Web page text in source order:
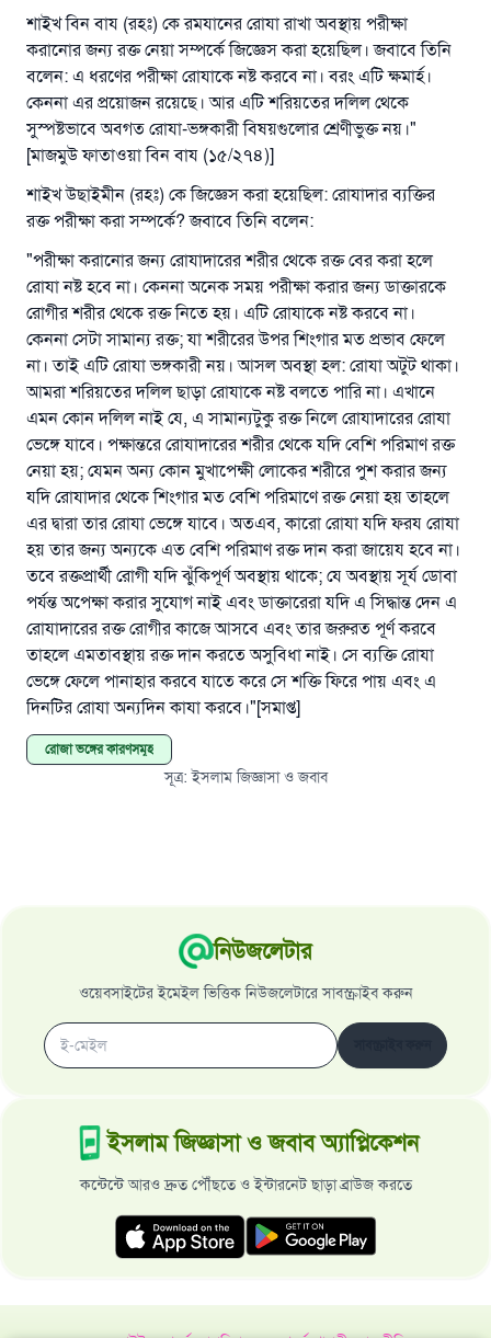
শাইখ বিন বায (রহঃ) কে রমযানের রোযা রাখা অবস্থায় পরীক্ষা
করানোর জন্য রক্ত নেয়া সম্পর্কে জিজ্ঞেস করা হয়েছিল। জবাবে তিনি
বলেন: এ ধরণের পরীক্ষা রোযাকে নষ্ট করবে না। বরং এটি ক্ষমার্হ।
কেননা এর প্রয়োজন রয়েছে। আর এটি শরিয়তের দলিল থেকে
সুস্পষ্টভাবে অবগত রোযা-ভঙ্গকারী বিষয়গুলোর শ্রেণীভুক্ত নয়।"
[মাজমুউ ফাতাওয়া বিন বায (১৫/২৭৪)]
শাইখ উছাইমীন (রহঃ) কে জিজ্ঞেস করা হয়েছিল: রোযাদার ব্যক্তির
রক্ত পরীক্ষা করা সম্পর্কে? জবাবে তিনি বলেন:
"পরীক্ষা করানোর জন্য রোযাদারের শরীর থেকে রক্ত বের করা হলে
রোযা নষ্ট হবে না। কেননা অনেক সময় পরীক্ষা করার জন্য ডাক্তারকে
রোগীর শরীর থেকে রক্ত নিতে হয়। এটি রোযাকে নষ্ট করবে না।
কেননা সেটা সামান্য রক্ত; যা শরীরের উপর শিংগার মত প্রভাব ফেলে
না। তাই এটি রোযা ভঙ্গকারী নয়। আসল অবস্থা হল: রোযা অটুট থাকা।
আমরা শরিয়তের দলিল ছাড়া রোযাকে নষ্ট বলতে পারি না। এখানে
এমন কোন দলিল নাই যে, এ সামান্যটুকু রক্ত নিলে রোযাদারের রোযা
ভেঙ্গে যাবে। পক্ষান্তরে রোযাদারের শরীর থেকে যদি বেশি পরিমাণ রক্ত
নেয়া হয়; যেমন অন্য কোন মুখাপেক্ষী লোকের শরীরে পুশ করার জন্য
যদি রোযাদার থেকে শিংগার মত বেশি পরিমাণে রক্ত নেয়া হয় তাহলে
এর দ্বারা তার রোযা ভেঙ্গে যাবে। অতএব, কারো রোযা যদি ফরয রোযা
হয় তার জন্য অন্যকে এত বেশি পরিমাণ রক্ত দান করা জায়েয হবে না।
তবে রক্তপ্রার্থী রোগী যদি ঝুঁকিপূর্ণ অবস্থায় থাকে; যে অবস্থায় সূর্য ডোবা
পর্যন্ত অপেক্ষা করার সুযোগ নাই এবং ডাক্তারেরা যদি এ সিদ্ধান্ত দেন এ
রোযাদারের রক্ত রোগীর কাজে আসবে এবং তার জরুরত পূর্ণ করবে
তাহলে এমতাবস্থায় রক্ত দান করতে অসুবিধা নাই। সে ব্যক্তি রোযা
ভেঙ্গে ফেলে পানাহার করবে যাতে করে সে শক্তি ফিরে পায় এবং এ
দিনটির রোযা অন্যদিন কাযা করবে।"[সমাপ্ত]
রোজা ভঙ্গের কারণসমূহ
সূত্র:ইসলাম জিজ্ঞাসা ও জবাব
নিউজলেটার
ওয়েবসাইটের ইমেইল ভিত্তিক নিউজলেটারে সাবস্ক্রাইব করুন
ইসলাম জিজ্ঞাসা ও জবাব অ্যাপ্লিকেশন
কন্টেন্টে আরও দ্রুত পৌঁছতে ও ইন্টারনেট ছাড়া ব্রাউজ করতে
উত্তর নম্বর ১১০৮৪৫ একটি বিবাহ রক্ষা
করেছিল।
উম্মাহকে উত্তর দিতে আমাদেরকে সহযোগিতা করুন
রাসূল সাল্লাল্লাহু আলাইহি ওয়া সাল্লাম বলেছেন
যে ব্যক্তি সৎ কর্মের পথ দেখাবে সে সৎকর্মকারীর সমান
সওয়াব পাবে
(সহিহ মুসলিম; ১৮৯৩)
এখনই শরীক হোন